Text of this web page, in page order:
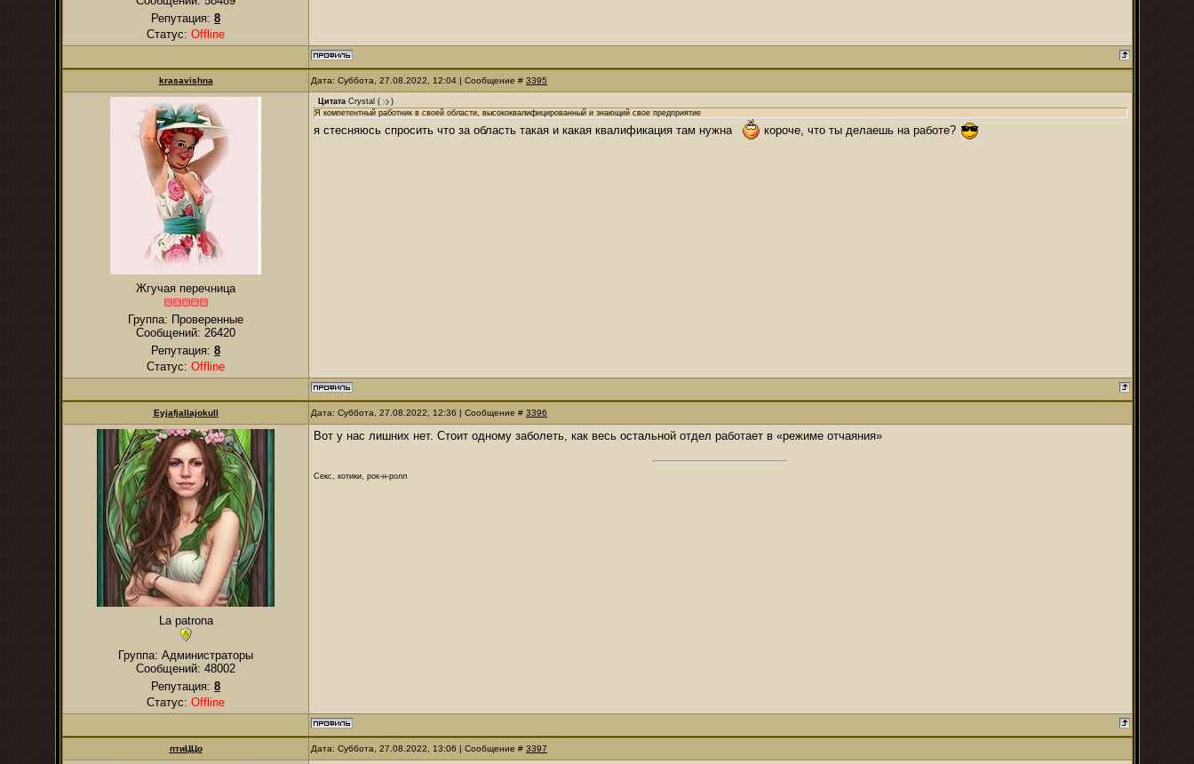
Репутация: 8
Статус: Offline
krasavishna Дата: Суббота, 27.08.2022, 12:04 | Сообщение # 3395
Жгучая перечница
Группа: Проверенные
Сообщений: 26420
Репутация: 8
Статус: Offline
Цитата Crystal (
)
Я компетентный работник в своей области, высококвалифицированный и знающий свое предприятие
я стесняюсь спросить что за область такая и какая квалификация там нужна короче, что ты делаешь на работе?
Eyjafjallajokull Дата: Суббота, 27.08.2022, 12:36 | Сообщение # 3396
La patrona
Группа: Администраторы
Сообщений: 48002
Репутация: 8
Статус: Offline
Вот у нас лишних нет. Стоит одному заболеть, как весь остальной отдел работает в «режиме отчаяния»
Секс, котики, рок-н-ролл
птиЦЦо Дата: Суббота, 27.08.2022, 13:06 | Сообщение # 3397